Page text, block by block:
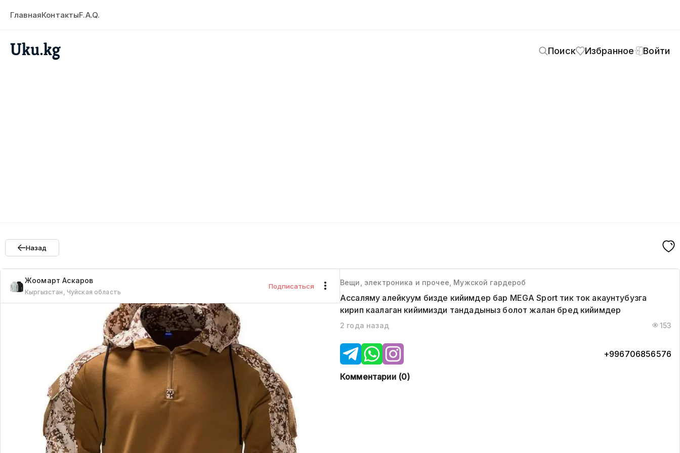
ГлавнаяКонтактыF.A.Q.
Поиск Избранное Войти
Назад
Жоомарт Аскаров
Кыргызстан, Чуйская область
Подписаться Вещи, электроника и прочее, Мужской гардероб
Ассаляму алейкуум бизде кийимдер бар MEGA Sport тик ток акаунтубузга
кирип каалаган кийимизди тандадыныз болот жалан бред кийимдер
2 года назад 153
+996706856576
Комментарии (0)